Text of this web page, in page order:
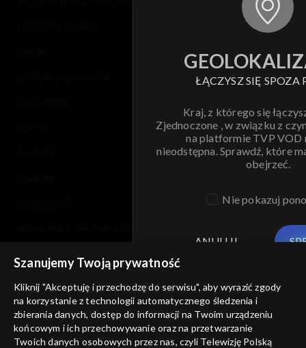
ŁĄCZYSZ SIĘ SPOZA
Kraj, z którego się
Zjednoczone , w związku z
na platformie TVP VOD
nieodstępna. Sprawdź, które
obejrzeć.
Nie pokazuj
ANULUJ
Szanujemy Twoją prywatność
Kliknij "Akceptuję i przechodzę do serwisu", aby wyrazić zgody
na korzystanie z technologii automatycznego śledzenia i
zbierania danych, dostęp do informacji na Twoim urządzeniu
końcowym i ich przechowywanie oraz na przetwarzanie
Twoich danych osobowych przez nas, czyli Telewizję Polską